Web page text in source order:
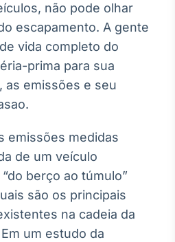
Broadcast
Ticker
Cotações e
headlines de
notícias
Widgets
Componentes
para conteúdos e
funcionalidades
Broadcast
não pode olhar
escapamento. A gente
vida completo do
prima para sua
as emissões e seu
emissões medidas
de um veículo
berço ao túmulo”
são os principais
na cadeia da
um estudo da